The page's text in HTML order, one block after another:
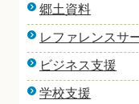
郷土資料
レファレンスサ
ビジネス支援
学校支援